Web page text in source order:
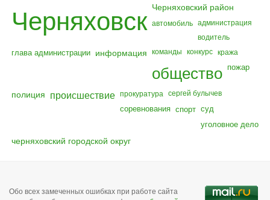
Черняховск Черняховский район
автомобиль администрация
водитель
глава администрации информация команды конкурс кража
общество пожар
полиция происшествие прокуратура сергей булычев
соревнования спорт суд
уголовное дело
черняховский городской округ
Обо всех замеченных ошибках при работе сайта